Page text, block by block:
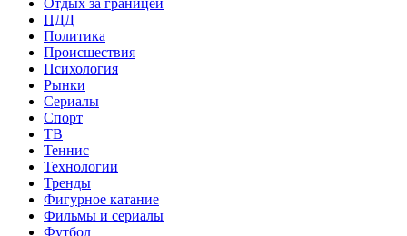
ПДД
Политика
Происшествия
Психология
Рынки
Сериалы
Спорт
ТВ
Теннис
Технологии
Тренды
Фигурное катание
Фильмы и сериалы
Футбол